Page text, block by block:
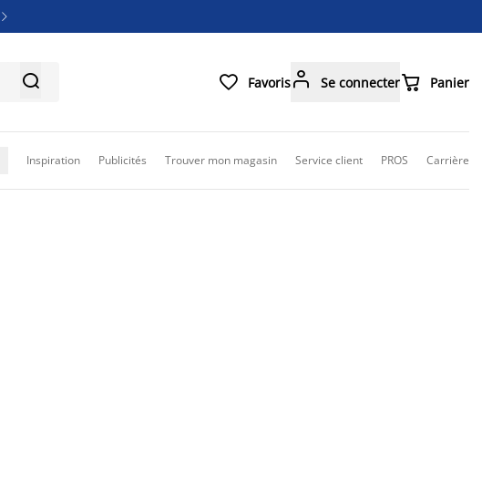

  Favoris Se connecter Panier
Inspiration Publicités Trouver mon magasin Service client PROS Carrière